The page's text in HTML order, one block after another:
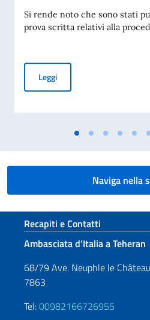
Si rende noto che sono stati
prova scritta relativi alla
LeggiAvviso di pubblicazione
Naviga nella
Sezione footer
Recapiti e Contatti
Ambasciata d’Italia a Teheran
68/79 Ave. Neuphle le
7863
Tel:00982166726955